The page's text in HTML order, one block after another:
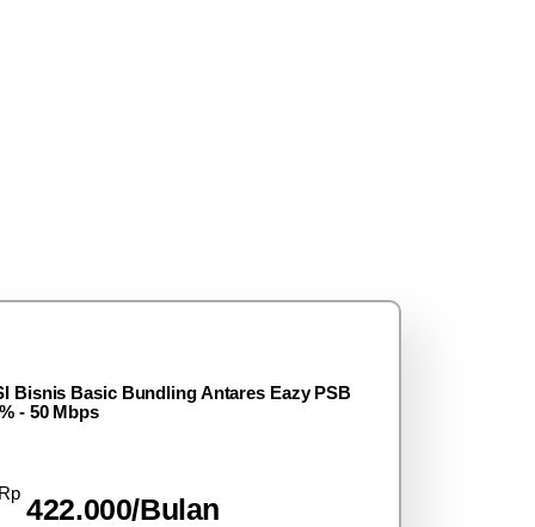
Bisnis Basic Bundling Antares Eazy PSB
- 50 Mbps
Rp 422.000/Bulan